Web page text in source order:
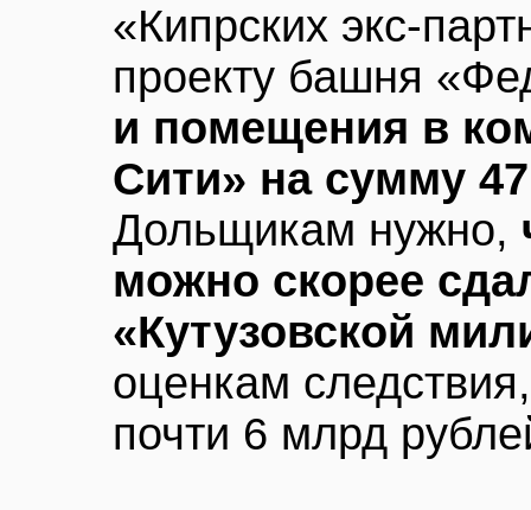
«Кипрских экс-
проекту башня
и помещения в
Сити» на сумму
Дольщикам нужно,
можно скорее
«Кутузовской
оценкам
почти 6 млрд